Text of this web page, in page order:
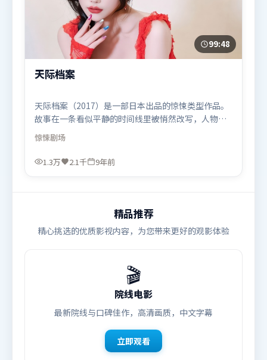
99:48
天际档案
天际档案（2017）是一部日本出品的惊悚类型作品。
故事在一条看似平静的时间线里被悄然改写，人物被
迫直面过去与现在的撕裂。叙事线索多线并进，最终
在关键节点收束。由杜琪峰执导，托尼·贾、河正
宇、苍井优，孙艺珍等联袂出演。影片于2017年5月
惊悚剧场
1.3万 2.1千 9年前
精品推荐
精心挑选的优质影视内容，为您带来更好的观影体验
🎬
院线电影
最新院线与口碑佳作，高清画质，中文字幕
立即观看